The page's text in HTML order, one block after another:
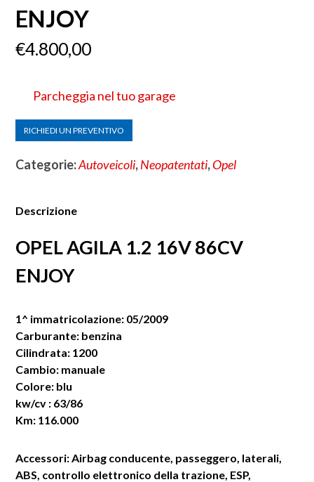
ENJOY
€4.800,00
Parcheggia nel tuo garage
RICHIEDI UN PREVENTIVO
Categorie:Autoveicoli,Neopatentati,Opel
Descrizione
OPEL AGILA 1.2 16V 86CV
ENJOY
1^ immatricolazione: 05/2009
Carburante: benzina
Cilindrata: 1200
Cambio: manuale
Colore: blu
kw/cv : 63/86
Km: 116.000
Accessori: Airbag conducente, passeggero, laterali,
ABS, controllo elettronico della trazione, ESP,